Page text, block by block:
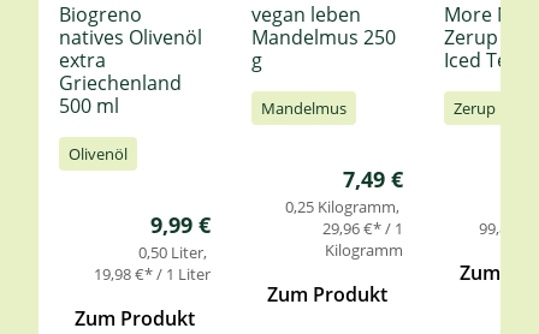
Biogreno
natives Olivenöl
extra
Griechenland
500 ml
Olivenöl
Regulärer Preis:
9,99 €
0,50 Liter
19,98 €* / 1 Liter
Zum Produkt
vegan leben
Mandelmus 250
g
Mandelmus
Regulärer Preis:
7,49 €
0,25 Kilogramm
29,96 €* / 1
Kilogramm
Zum Produkt
More
Zerup
Iced Tea
Zerup
99,85
Zum